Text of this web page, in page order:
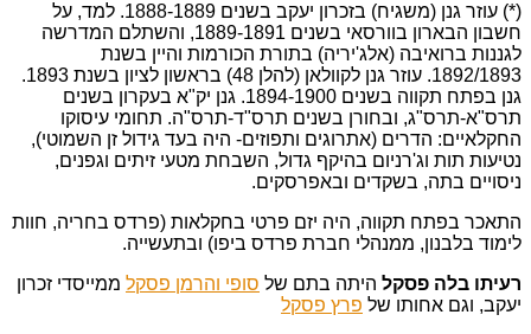
(*) עוזר גנן (משגיח) בזכרון יעקב בשנים 1888-1889. למד, על
חשבון הבארון בוורסאי בשנים 1889-1891, והשתלם המדרשה
לגננות ברואיבה (אלג'יריה) בתורת הכורמות והיין בשנת
1892/1893. עוזר גנן לקוולאן (להלן 48) בראשון לציון בשנת 1893.
גנן בפתח תקווה בשנים 1894-1900. גנן יק"א בעקרון בשנים
תרס"א-תרס"ג, ובחורן בשנים תרס"ד-תרס"ה. תחומי עיסוקו
החקלאיים: הדרים (אתרוגים ותפוזים- היה בעד גידול זן השמוטי),
נטיעות תות וג'רניום בהיקף גדול, השבחת מטעי זיתים וגפנים,
ניסויים בתה, בשקדים ובאפרסקים.
התאכר בפתח תקווה, היה יזם פרטי בחקלאות (פרדס בחריה, חוות
לימוד בלבנון, ממנהלי חברת פרדס ביפו) ובתעשייה.
רעיתו בלה פסקל היתה בתם של סופי והרמן פסקל ממייסדי זכרון
יעקב, וגם אחותו של פרץ פסקל